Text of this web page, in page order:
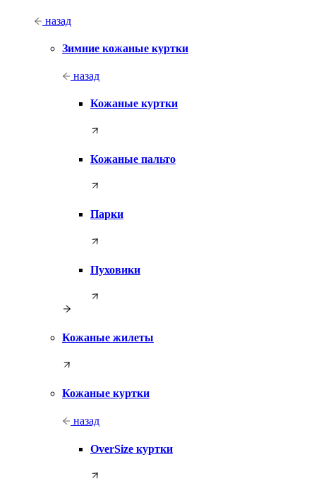
назад
Зимние кожаные куртки
назад
Кожаные куртки
Кожаные пальто
Парки
Пуховики
Кожаные жилеты
Кожаные куртки
назад
OverSize куртки